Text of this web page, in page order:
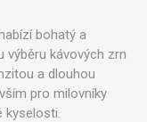
bohatý a
výběru kávových zrn
a dlouhou
pro milovníky
kyselosti.